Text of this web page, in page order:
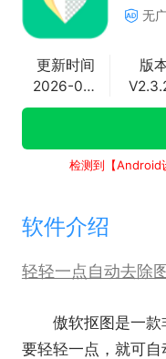
无
更新时间
2026-01-04
版
检测到【Android
软件介绍
轻轻一点自动去除
傲软抠图是一款
要轻轻一点，就可